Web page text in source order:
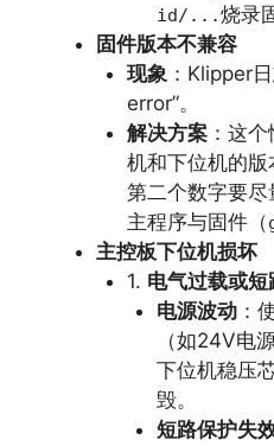
id/...烧录
固件版本不兼容
现象：Klipper
error”。
解决方案：这个
机和下位机的
第二个数字要
主程序与固件（
主控板下位机损坏
1. 电气过载或短
电源波动 ：
（如24V电
下位机稳压
毁。
短路保护失